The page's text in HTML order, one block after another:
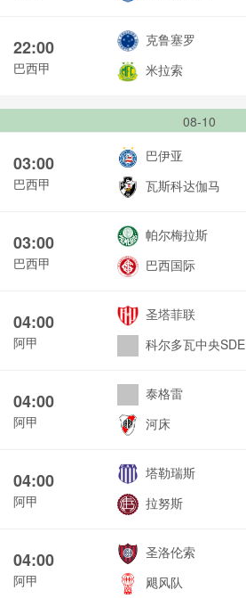
22:00
巴西甲
克鲁塞罗
米拉索
08-10
03:00
巴西甲
巴伊亚
瓦斯科达伽马
03:00
巴西甲
帕尔梅拉斯
巴西国际
04:00
阿甲
圣塔菲联
科尔多瓦中央SDE
04:00
阿甲
泰格雷
河床
04:00
阿甲
塔勒瑞斯
拉努斯
04:00
阿甲
圣洛伦索
飓风队